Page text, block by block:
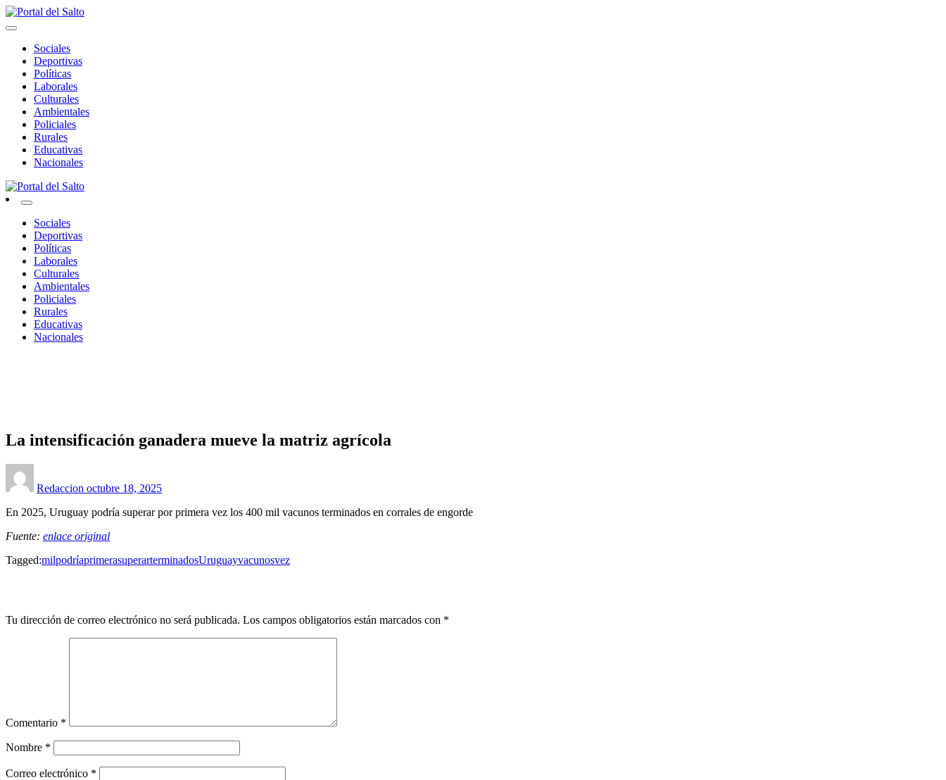
Skip
to
Portal del Salto
Sociales
Deportivas
Políticas
Laborales
Culturales
Ambientales
Policiales
Rurales
Educativas
Nacionales
Portal del Salto
Sociales
Deportivas
Políticas
Laborales
Culturales
Ambientales
Policiales
Rurales
Educativas
Nacionales
La intensificación ganadera mueve la matriz agrícola
Redaccion octubre 18, 2025
En 2025, Uruguay podría superar por primera vez los 400 mil vacunos terminados en corrales de engorde
Fuente: enlace original
Tagged:milpodríaprimerasuperarterminadosUruguayvacunosvez
Tu dirección de correo electrónico no será publicada. Los campos obligatorios están marcados con *
Comentario *
Nombre *
Correo electrónico *